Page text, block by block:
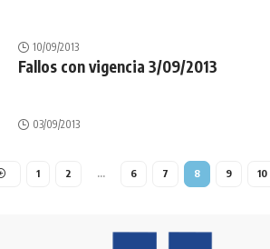
10/09/2013
Fallos con vigencia 3/09/2013
03/09/2013
1 2 … 6 7 8 9 10